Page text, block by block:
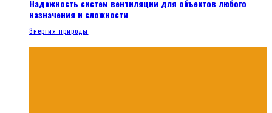
Надежность систем вентиляции для объектов любого
назначения и сложности
Энергия природы